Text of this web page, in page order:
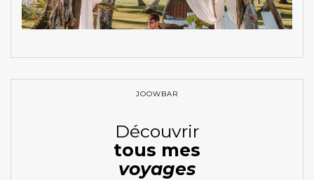
JOOWBAR
Découvrir
tous mes
voyages